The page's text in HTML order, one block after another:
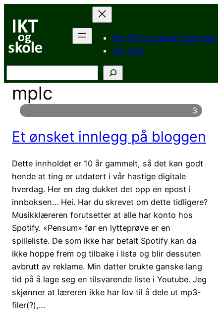
innhold
Om “IKT og skole”-bloggen
Om meg
mplc
3
Et ønsket innlegg på bloggen
Dette innholdet er 10 år gammelt, så det kan godt
hende at ting er utdatert i vår hastige digitale
hverdag. Her en dag dukket det opp en epost i
innboksen… Hei. Har du skrevet om dette tidligere?
Musikklæreren forutsetter at alle har konto hos
Spotify. «Pensum» før en lytteprøve er en
spilleliste. De som ikke har betalt Spotify kan da
ikke hoppe frem og tilbake i lista og blir dessuten
avbrutt av reklame. Min datter brukte ganske lang
tid på å lage seg en tilsvarende liste i Youtube. Jeg
skjønner at læreren ikke har lov til å dele ut mp3-
filer(?),…